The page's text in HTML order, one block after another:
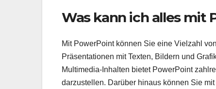
Was kann ich alles mit
Mit PowerPoint können Sie eine Vielzahl
Präsentationen mit Texten, Bildern und
Multimedia-Inhalten bietet PowerPoint
darzustellen. Darüber hinaus können Sie